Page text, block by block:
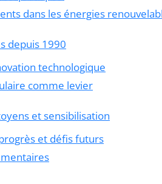
dans les énergies
depuis 1990
technologique
comme levier
et sensibilisation
et défis futurs